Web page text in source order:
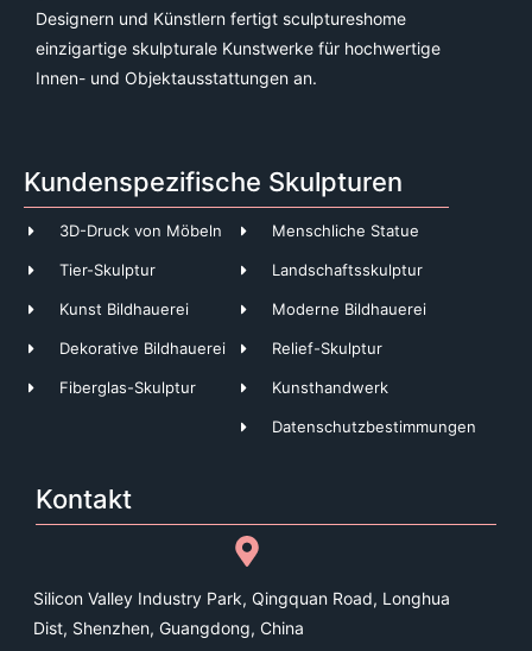
Designern und Künstlern fertigt sculptureshome
einzigartige skulpturale Kunstwerke für hochwertige
Innen- und Objektausstattungen an.
Kundenspezifische Skulpturen
3D-Druck von Möbeln
Tier-Skulptur
Kunst Bildhauerei
Dekorative Bildhauerei
Fiberglas-Skulptur
Menschliche Statue
Landschaftsskulptur
Moderne Bildhauerei
Relief-Skulptur
Kunsthandwerk
Datenschutzbestimmungen
Kontakt
Silicon Valley Industry Park, Qingquan Road, Longhua
Dist, Shenzhen, Guangdong, China